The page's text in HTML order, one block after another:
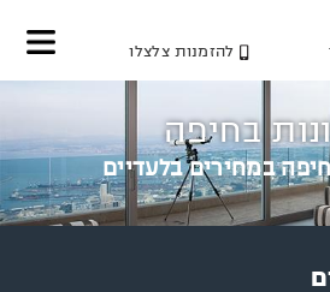
להזמנות צלצלו
בחיפה
במחירים בלעדיים